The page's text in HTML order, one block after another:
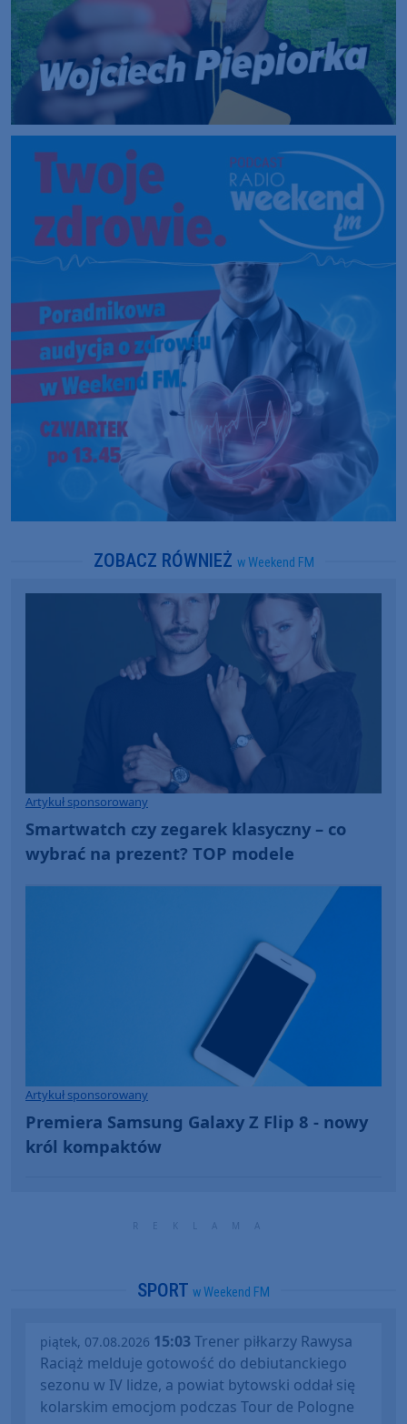
ZOBACZ RÓWNIEŻ w Weekend FM
Artykuł sponsorowany
Smartwatch czy zegarek klasyczny – co
wybrać na prezent? TOP modele
Artykuł sponsorowany
Premiera Samsung Galaxy Z Flip 8 - nowy
król kompaktów
SPORT w Weekend FM
piątek, 07.08.2026 15:03Trener piłkarzy Rawysa
Raciąż melduje gotowość do debiutanckiego
sezonu w IV lidze, a powiat bytowski oddał się
kolarskim emocjom podczas Tour de Pologne